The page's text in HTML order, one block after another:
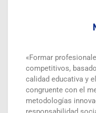
«Formar
competitivos,
calidad educativa y
congruente con el
metodologías